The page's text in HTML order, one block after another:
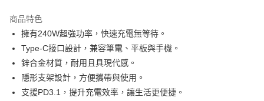
Apple Pay
街口支付
悠遊付
ATM付款
商品特色
擁有240W超強功率，快速充電無等待。
Type-C接口設計，兼容筆電、平板與手機。
鋅合金材質，耐用且具現代感。
隱形支架設計，方便攜帶與使用。
支援PD3.1，提升充電效率，讓生活更便捷。